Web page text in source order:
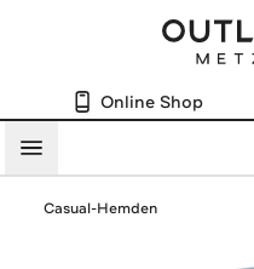
Online Shop
Menü
Casual-Hemden